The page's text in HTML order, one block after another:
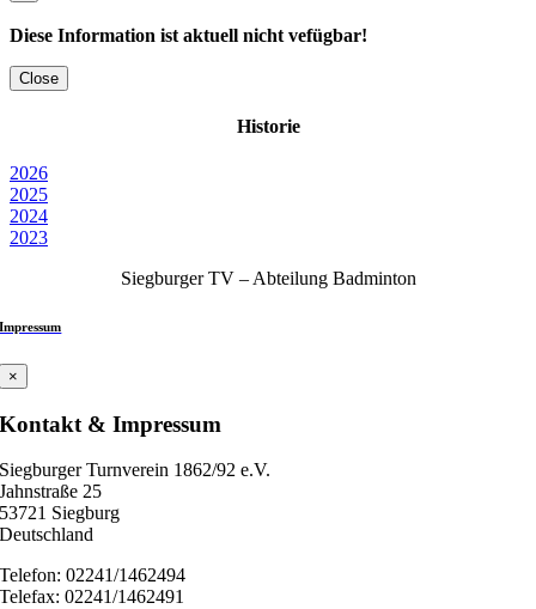
Diese Information ist aktuell nicht vefügbar!
Close
Historie
2026
2025
2024
2023
Siegburger TV – Abteilung Badminton
Impressum
×
Kontakt & Impressum
Siegburger Turnverein 1862/92 e.V.
Jahnstraße 25
53721 Siegburg
Deutschland
Telefon: 02241/1462494
Telefax: 02241/1462491